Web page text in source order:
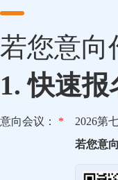
若您意向
1. 快速报
意向会议： *
2026第
若您意